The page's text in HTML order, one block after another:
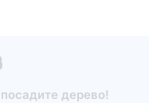
дерево!